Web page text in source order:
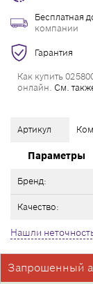
Артикул
Параметры
Бренд:
Качество:
Нашли
Бесплатная
компании
Гарантия
Как купить
онлайн. См.
Запрошенный